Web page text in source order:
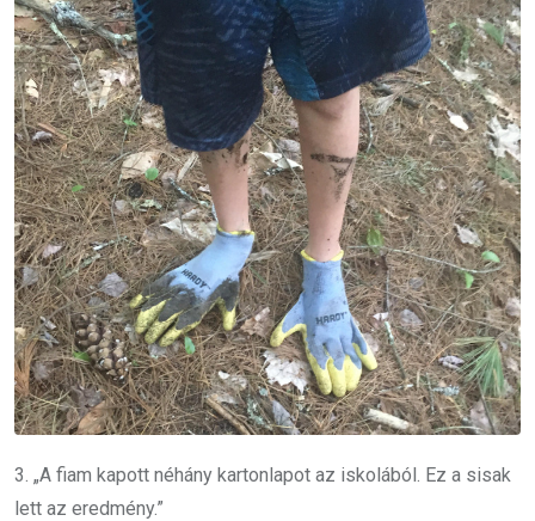
3. „A fiam kapott néhány kartonlapot az iskolából. Ez a sisak
lett az eredmény.”